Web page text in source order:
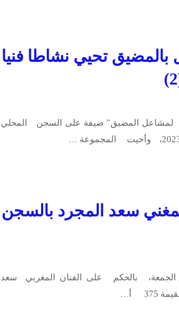
تحيي نشاطا فنيا
المضيق” ضيفة على السجن المحلي
سعد المجرد بالسجن
الجمعة، بالحكم على الفنان المغربي سعد